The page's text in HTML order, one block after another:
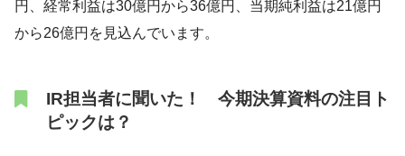
円、経常利益は30億円から36億円、当期純利益は21億円
から26億円を見込んでいます。
IR担当者に聞いた！ 今期決算資料の注目ト
ピックは？